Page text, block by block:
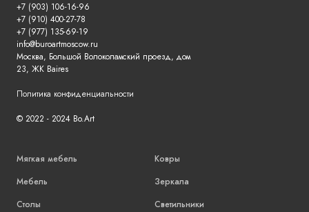
+7 (903) 106-16-96
+7 (910) 400-27-78
+7 (977) 135-69-19
info@buroartmoscow.ru
Москва, Большой Волоколамский проезд, дом
23, ЖК Baires
Политика конфиденциальности
© 2022 - 2024 Bo.Art
Мягкая мебель
Мебель
Столы
Ковры
Зеркала
Светильники